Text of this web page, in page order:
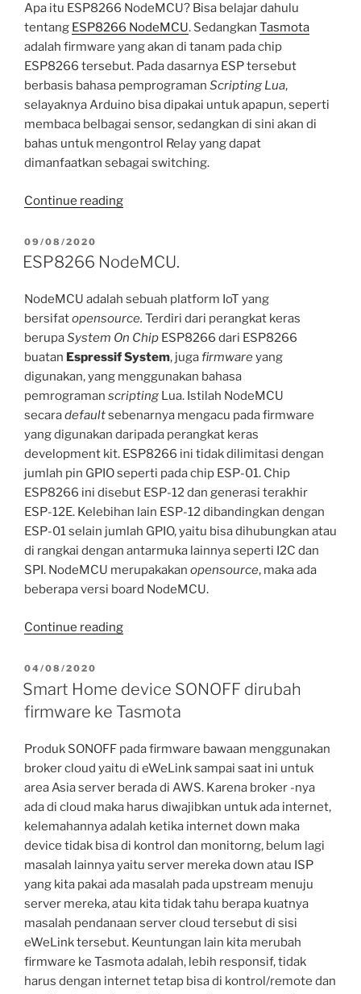
Apa itu ESP8266 NodeMCU? Bisa belajar dahulu
tentang ESP8266 NodeMCU. Sedangkan Tasmota
adalah firmware yang akan di tanam pada chip
ESP8266 tersebut. Pada dasarnya ESP tersebut
berbasis bahasa pemprograman Scripting Lua,
selayaknya Arduino bisa dipakai untuk apapun, seperti
membaca belbagai sensor, sedangkan di sini akan di
bahas untuk mengontrol Relay yang dapat
dimanfaatkan sebagai switching.
Continue reading“ESP8266
sebagai
Relay
dengan
Tasmota.”
POSTED
ON
09/08/2020
ESP8266 NodeMCU.
NodeMCU adalah sebuah platform IoT yang
bersifatopensource. Terdiri dari perangkat keras
berupaSystem On Chip ESP8266 dari ESP8266
buatan Espressif System, jugafirmwareyang
digunakan, yang menggunakan bahasa
pemrograman scripting Lua. Istilah NodeMCU
secaradefaultsebenarnya mengacu pada firmware
yang digunakan daripada perangkat keras
development kit. ESP8266 ini tidak dilimitasi dengan
jumlah pin GPIO seperti pada chip ESP-01. Chip
ESP8266 ini disebut ESP-12 dan generasi terakhir
ESP-12E. Kelebihan lain ESP-12 dibandingkan dengan
ESP-01 selain jumlah GPIO, yaitu bisa dihubungkan atau
di rangkai dengan antarmuka lainnya seperti I2C dan
SPI. NodeMCU merupakakan opensource, maka ada
beberapa versi board NodeMCU.
Continue reading“ESP8266
POSTED
ON
04/08/2020
Smart Home device SONOFF dirubah
firmware ke Tasmota
Produk SONOFF pada firmware bawaan menggunakan
broker cloud yaitu di eWeLink sampai saat ini untuk
area Asia server berada di AWS. Karena broker -nya
ada di cloud maka harus diwajibkan untuk ada internet,
kelemahannya adalah ketika internet down maka
device tidak bisa di kontrol dan monitorng, belum lagi
masalah lainnya yaitu server mereka down atau ISP
yang kita pakai ada masalah pada upstream menuju
server mereka, atau kita tidak tahu berapa kuatnya
masalah pendanaan server cloud tersebut di sisi
eWeLink tersebut. Keuntungan lain kita merubah
firmware ke Tasmota adalah, lebih responsif, tidak
harus dengan internet tetap bisa di kontrol/remote dan